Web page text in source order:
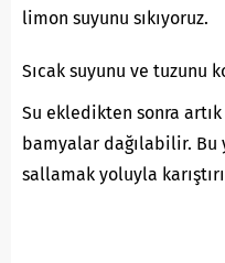
limon suyunu sıkıyoruz.
Sıcak suyunu ve tuzunu
Su ekledikten sonra artık
bamyalar dağılabilir. Bu
sallamak yoluyla